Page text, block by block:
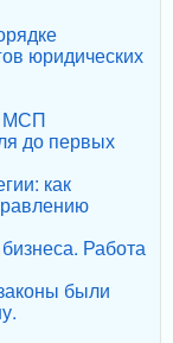
юридических
МСП
до первых
как
Работа
были